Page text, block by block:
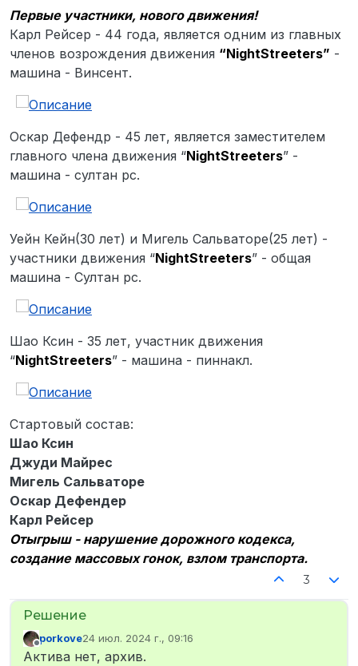
Первые участники, нового движения!
Карл Рейсер - 44 года, является одним из главных
членов возрождения движения “NightStreeters” -
машина - Винсент.
Оскар Дефендр - 45 лет, является заместителем
главного члена движения “NightStreeters” -
машина - султан рс.
Уейн Кейн(30 лет) и Мигель Сальваторе(25 лет) -
участники движения “NightStreeters” - общая
машина - Султан рс.
Шао Ксин - 35 лет, участник движения
“NightStreeters” - машина - пиннакл.
Стартовый состав:
Шао Ксин
Джуди Майрес
Мигель Сальваторе
Оскар Дефендер
Карл Рейсер
Отыгрыш - нарушение дорожного кодекса,
создание массовых гонок, взлом транспорта.
3
Не в сети
porkove24 июл. 2024 г., 09:16
отредактировано
Актива нет, архив.